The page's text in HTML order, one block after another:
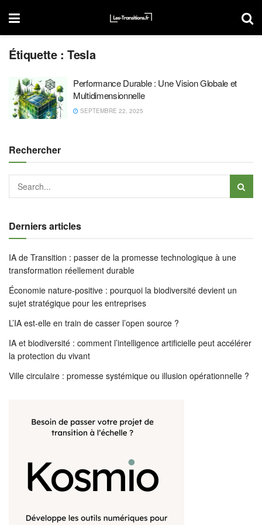
Étiquette :Tesla
Performance Durable : Une Vision Globale et
Multidimensionnelle
SEPTEMBRE 22, 2025
Rechercher
Derniers articles
IA de Transition : passer de la promesse technologique à une
transformation réellement durable
Économie nature-positive : pourquoi la biodiversité devient un
sujet stratégique pour les entreprises
L’IA est-elle en train de casser l’open source ?
IA et biodiversité : comment l’intelligence artificielle peut accélérer
la protection du vivant
Ville circulaire : promesse systémique ou illusion opérationnelle ?